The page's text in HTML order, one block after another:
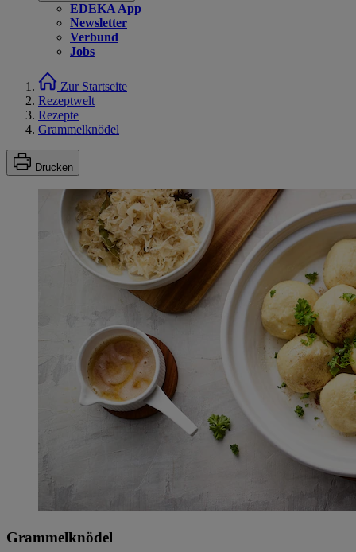
EDEKA App
Newsletter
Verbund
Jobs
Zur Startseite
Rezeptwelt
Rezepte
Grammelknödel
Drucken
Grammelknödel